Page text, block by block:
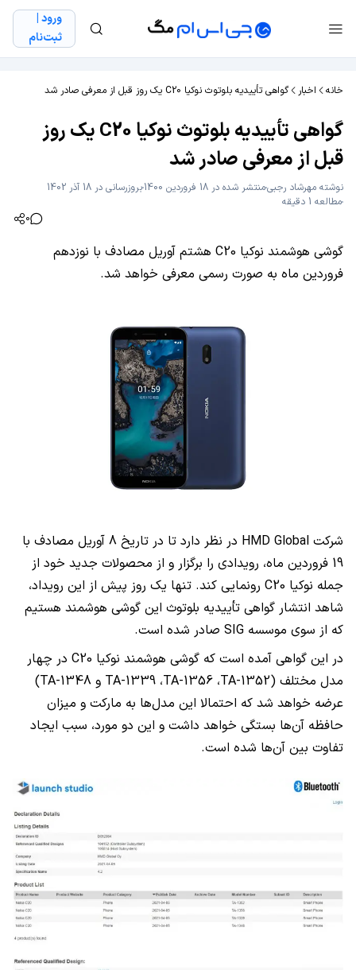
ورود |
ثبت‌نام
خانه اخبار گواهی تأییدیه بلوتوث نوکیا C20 یک روز قبل از معرفی صادر شد
گواهی تأییدیه بلوتوث نوکیا C20 یک روز
قبل از معرفی صادر شد
نوشته مهرشاد رجبیمنتشر شده در 18 فروردین 1400
بروزرسانی در 18 آذر 1402
مطالعه 1 دقیقه
0
گوشی هوشمند نوکیا C20 هشتم آوریل مصادف با نوزدهم
فروردین ماه به صورت رسمی معرفی خواهد شد.
شرکت HMD Global
در نظر دارد تا در تاریخ 8 آوریل مصادف با
19 فروردین ماه، رویدادی را برگزار و از محصولات جدید خود از
جمله نوکیا C20 رونمایی کند. تنها یک روز پیش از این رویداد،
شاهد انتشار گواهی تأییدیه بلوتوث این گوشی هوشمند هستیم
که از سوی موسسه SIG صادر شده است.
در این گواهی آمده است که گوشی هوشمند نوکیا C20 در چهار
مدل مختلف (TA-1352، TA-1356، TA-1339 و TA-1348
)
عرضه خواهد شد که احتمالا این مدل‌ها به مارکت و میزان
حافظه آن‌ها بستگی خواهد داشت و این دو مورد، سبب ایجاد
تفاوت بین آن‌ها شده است.